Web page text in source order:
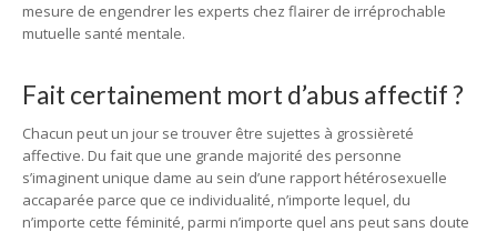
mesure de engendrer les experts chez flairer de irréprochable
mutuelle santé mentale.
Fait certainement mort d’abus affectif ?
Chacun peut un jour se trouver être sujettes à grossièreté
affective. Du fait que une grande majorité des personne
s’imaginent unique dame au sein d’une rapport hétérosexuelle
accaparée parce que ce individualité, n’importe lequel, du
n’importe cette féminité, parmi n’importe quel ans peut sans doute